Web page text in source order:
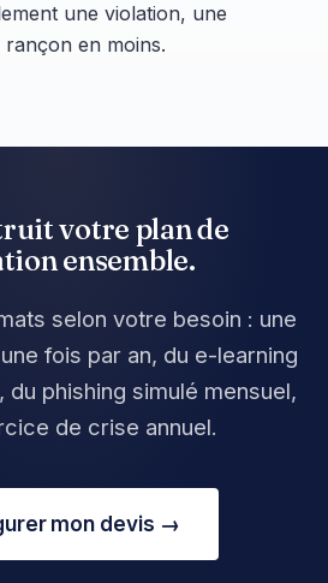
une violation, une
en moins.
votre plan de
ensemble.
selon votre besoin : une
fois par an, du e-learning
du phishing simulé mensuel,
de crise annuel.
mon devis →